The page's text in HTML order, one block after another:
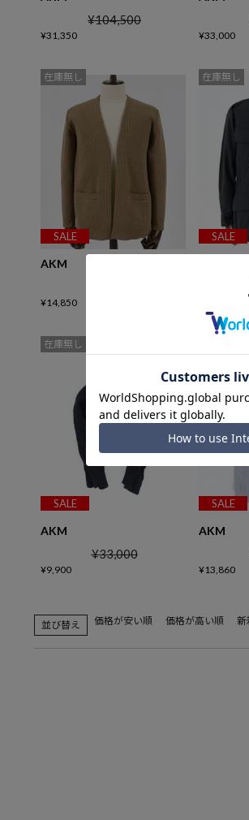
¥104,500
¥31,350 ¥33,000
SALE
AKM
¥14,850
在庫無し
SALE
在庫無し
SALE
AKM
¥33,000
¥9,900
在庫無し
SALE
AKM
¥13,860
並び替え 価格が安い順 価格が高い順 新